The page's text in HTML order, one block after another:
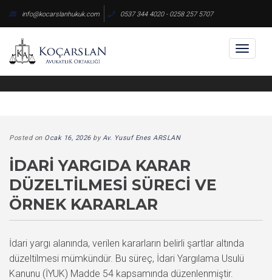
content
info@kocarslanhukuk.com 0537 344 4020 - 0258 257 5707
Posted on Ocak 16, 2026byAv. Yusuf Enes ARSLAN
İDARI YARGIDA KARAR
DÜZELTILMESI SÜRECI VE
ÖRNEK KARARLAR
İdari yargı alanında, verilen kararların belirli şartlar altında
düzeltilmesi mümkündür. Bu süreç, İdari Yargılama Usulü
Kanunu (İYUK) Madde 54 kapsamında düzenlenmiştir.